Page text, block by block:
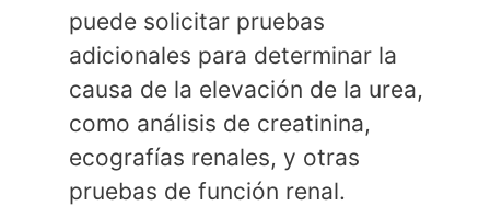
puede solicitar pruebas
adicionales para determinar la
causa de la elevación de la urea,
como análisis de creatinina,
ecografías renales, y otras
pruebas de función renal.